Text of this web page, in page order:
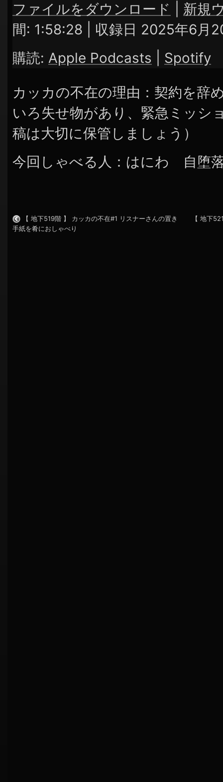
Apple Podcasts Spotify
RSS FEED
SHARE
LINK
EMBED
ファイルをダウンロード
新規
間: 1:58:28
収録日 2025年6月
購読: Apple Podcasts Spotify
カッカの不在の理由：契約を辞
いろ失せ物があり、緊急ミッシ
稿は大切に保管しましょう）
今回しゃべる人：はにわ 自堕
【 地下519階 】 カッカの不在#1 リスナーさんの置き
手紙を肴におしゃべり
【 地下